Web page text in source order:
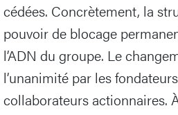
cédées. Concrètement, la
pouvoir de blocage
l’ADN du groupe. Le
l’unanimité par les
collaborateurs actionnaires.